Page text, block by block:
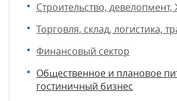
Строительство,
Торговля, склад, логистика,
Финансовый сектор
Общественное и плановое
гостиничный бизнес